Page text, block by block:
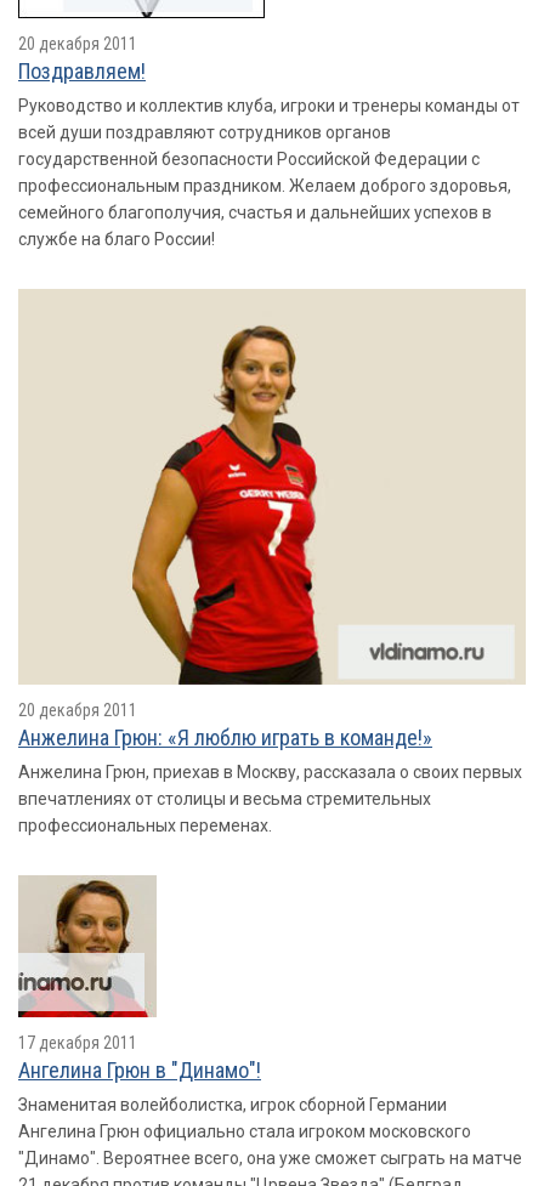
20 декабря 2011
Поздравляем!
Руководство и коллектив клуба, игроки и тренеры команды от
всей души поздравляют сотрудников органов
государственной безопасности Российской Федерации с
профессиональным праздником. Желаем доброго здоровья,
семейного благополучия, счастья и дальнейших успехов в
службе на благо России!
20 декабря 2011
Анжелина Грюн: «Я люблю играть в команде!»
Анжелина Грюн, приехав в Москву, рассказала о своих первых
впечатлениях от столицы и весьма стремительных
профессиональных переменах.
17 декабря 2011
Ангелина Грюн в "Динамо"!
Знаменитая волейболистка, игрок сборной Германии
Ангелина Грюн официально стала игроком московского
"Динамо". Вероятнее всего, она уже сможет сыграть на матче